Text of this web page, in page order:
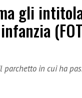
gli
in cui ha